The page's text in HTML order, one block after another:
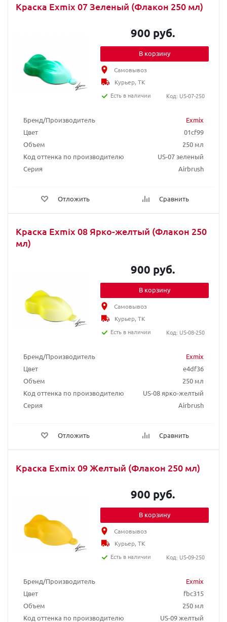
Краска Exmix 07 Зеленый (Флакон 250 мл)
Бренд/Производитель
Exmix
Цвет
01cf99
Объем
250 мл
Код оттенка по производителю
US-07 зеленый
Серия
Airbrush
Отложить Сравнить
900 руб.
В корзину
Самовывоз
Курьер, ТК
Есть в наличии
Код: US-07-250
Краска Exmix 08 Ярко-желтый (Флакон 250
мл)
Бренд/Производитель
Exmix
Цвет
e4df36
Объем
250 мл
Код оттенка по производителю
US-08 ярко-желтый
Серия
Airbrush
Отложить Сравнить
900 руб.
В корзину
Самовывоз
Курьер, ТК
Есть в наличии
Код: US-08-250
Краска Exmix 09 Желтый (Флакон 250 мл)
Бренд/Производитель
Exmix
Цвет
fbc315
Объем
250 мл
Код оттенка по производителю
US-09 желтый
900 руб.
В корзину
Самовывоз
Курьер, ТК
Есть в наличии
Код: US-09-250